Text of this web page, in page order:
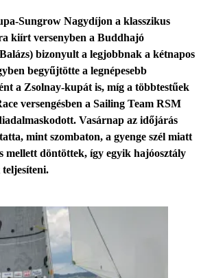
Sungrow Nagydíjon a klasszikus
kiírt versenyben a Buddhajó
bizonyult a legjobbnak a kétnapos
begyűjtötte a legnépesebb
a Zsolnay-kupát is, míg a többtestűek
versengésben a Sailing Team RSM
Vasárnap az időjárás
mint szombaton, a gyenge szél miatt
mellett döntöttek, így egyik hajóosztály